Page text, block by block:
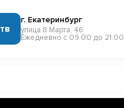
г. Екатеринбург
улица 8 Марта, 46
Ежедневно с 09:00 до 21:00